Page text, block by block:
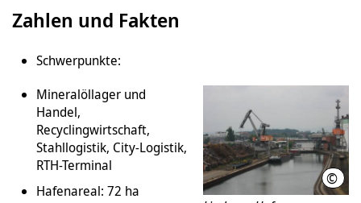
Zahlen und Fakten
Schwerpunkte:
©
Mineralöllager und
Handel,
Recyclingwirtschaft,
Stahllogistik, City-Logistik,
RTH-Terminal
Hafenareal: 72 ha